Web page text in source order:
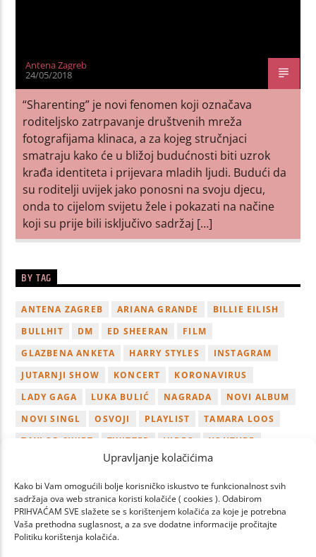
Upravljanje kolačićima
Kako bi Vam omogućili bolje korisničko iskustvo te funkcionalnost svih
sadržaja ova web stranica koristi kolačiće ( cookies ). Odabirom
PRIHVAĆAM SVE slažete se s korištenjem kolačića za koje je potrebna
Vaša prethodna suglasnost, a za sve dodatne informacije pročitajte
Politiku korištenja kolačića.
Antena Zagreb
24/05/2018
“Sharenting” je novi fenomen koji označava
roditeljsko zatrpavanje društvenih mreža
fotografijama klinaca, a za kojeg stručnjaci
smatraju kako će u bližoj budućnosti biti uzrok
krađa identiteta i prijevara mladih ljudi. Budući da
su roditelji uvijek jako ponosni na svoju djecu,
onda to cijelom svijetu žele i pokazati na načine
koji su prije bili isključivo sadržaj […]
BY TAG
ANTENA ZAGREB ARIANA GRANDE
BILLIE EILISH
BULLHIT
DM ED SHEERAN
FILM
GLAZBENA ANKETA
HARRY STYLES
INSTAGRAM
JUTARNJI SHOW
KONCERT
KORONAVIRUS
LADY GAGA
LUKA BULIĆ NAGRADA
NOVI ALBUM
NOVI SINGL
OSVOJI PLAYLIST
TAMARA LOOS
TAYLOR SWIFT
TWITTER VIDEO
YOUTUBE